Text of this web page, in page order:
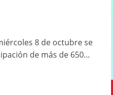
8 de octubre se
de más de 650...